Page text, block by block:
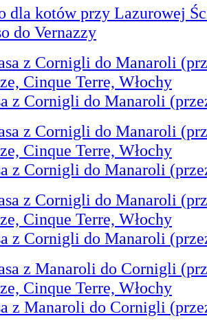
dla kotów przy Lazurowej
do Vernazzy
z Cornigli do Manaroli
z Cornigli do Manaroli
z Cornigli do Manaroli
z Manaroli do Cornigli